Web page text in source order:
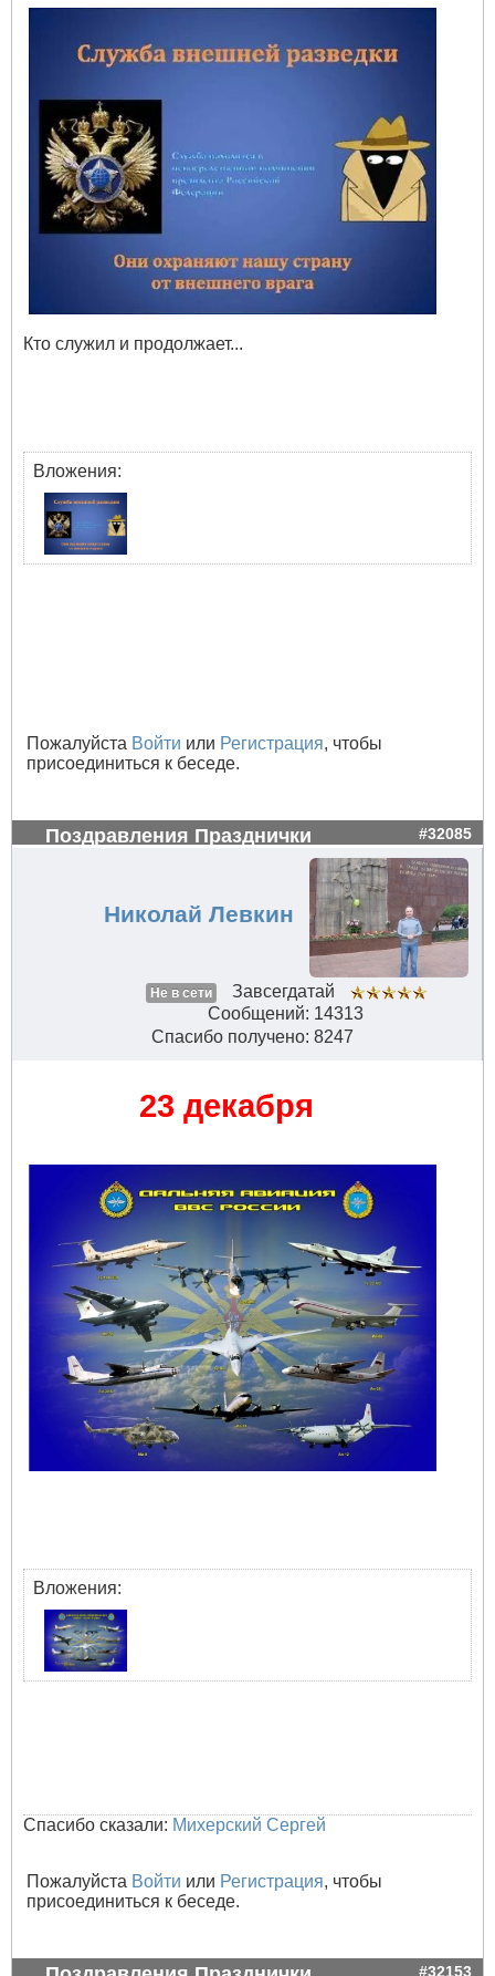
Кто служил и продолжает...
Вложения:
Пожалуйста Войти или Регистрация, чтобы
присоединиться к беседе.
Поздравления Празднички #32085
Николай Левкин
Не в сети
Завсегдатай
Сообщений: 14313
Спасибо получено: 8247
23 декабря
Вложения:
Спасибо сказали: Михерский Сергей
Пожалуйста Войти или Регистрация, чтобы
присоединиться к беседе.
#32153